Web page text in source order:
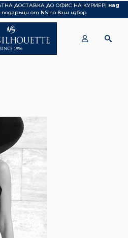
ДОСТАВКА ДО ОФИС НА КУРИЕР| над
подаръци от NS по ваш избор